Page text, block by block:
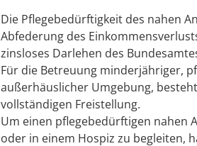
Die Pflegebedürftigkeit des nahen
Abfederung des
zinsloses Darlehen des
Für die Betreuung minderjähriger,
außerhäuslicher Umgebung,
vollständigen Freistellung.
Um einen pflegebedürftigen nahen
oder in einem Hospiz zu begleiten,